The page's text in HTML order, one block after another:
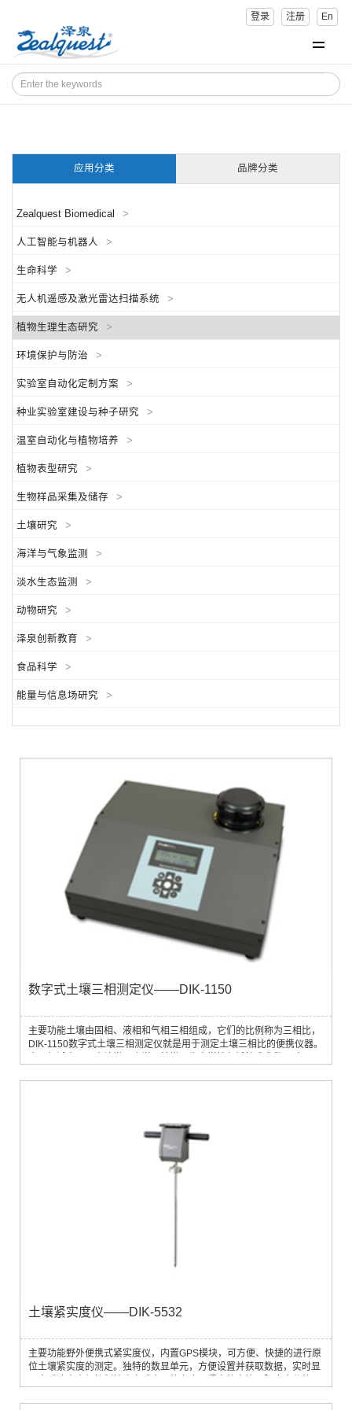
登录 注册 En
应用分类 品牌分类
Zealquest Biomedical >
人工智能与机器人 >
生命科学 >
无人机遥感及激光雷达扫描系统 >
植物生理生态研究 >
环境保护与防治 >
实验室自动化定制方案 >
种业实验室建设与种子研究 >
温室自动化与植物培养 >
植物表型研究 >
生物样品采集及储存 >
土壤研究 >
海洋与气象监测 >
淡水生态监测 >
动物研究 >
泽泉创新教育 >
食品科学 >
能量与信息场研究 >
数字式土壤三相测定仪——DIK-1150
主要功能土壤由固相、液相和气相三相组成，它们的比例称为三相比，
DIK-1150数字式土壤三相测定仪就是用于测定土壤三相比的便携仪器。
测量精度： ±0.5% F.S.（25℃）重量： 约7 kg电源： AC 100 V或DC
土壤紧实度仪——DIK-5532
主要功能野外便携式紧实度仪，内置GPS模块，可方便、快捷的进行原
位土壤紧实度的测定。独特的数显单元，方便设置并获取数据，实时显
地方式。应用领域测定不同类型及处理下土壤的紧实度，应用于农学、